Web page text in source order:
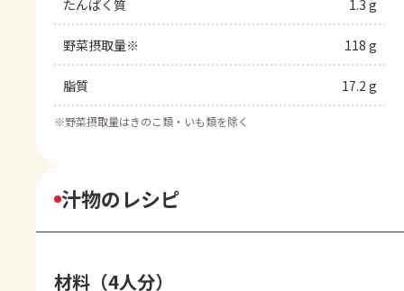
たんぱく質 1.3 g
野菜摂取量※ 118 g
脂質 17.2 g
※野菜摂取量はきのこ類・いも類を除く
汁物のレシピ
材料（4人分）